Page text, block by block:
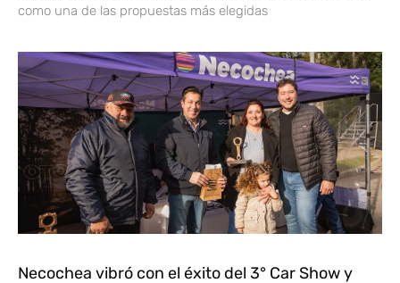
como una de las propuestas más elegidas
Necochea vibró con el éxito del 3° Car Show y